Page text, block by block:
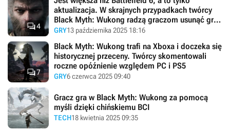
4
aktualizacja. W skrajnych przypadkach twórcy
Black Myth: Wukong radzą graczom usunąć grę i
zainstalować ją od nowa
GRY13 października 2025 18:16
7
Black Myth: Wukong trafi na Xboxa i doczeka się
historycznej przeceny. Twórcy skomentowali
roczne opóźnienie względem PC i PS5
GRY6 czerwca 2025 09:40
Gracz gra w Black Myth: Wukong za pomocą
myśli dzięki chińskiemu BCI
TECH18 kwietnia 2025 09:35